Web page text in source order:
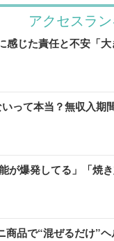
アクセスラ
じた責任と不安「
って本当？無収入期
が爆発してる」「焼
品で“混ぜるだけ”